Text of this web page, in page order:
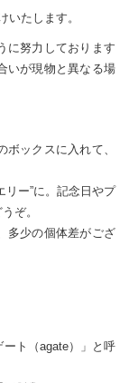
たします。
に努力しております
いが現物と異なる場
ックスに入れて、
リー”に。記念日やプ
ぞ。
多少の個体差がござ
ト（agate）」と呼